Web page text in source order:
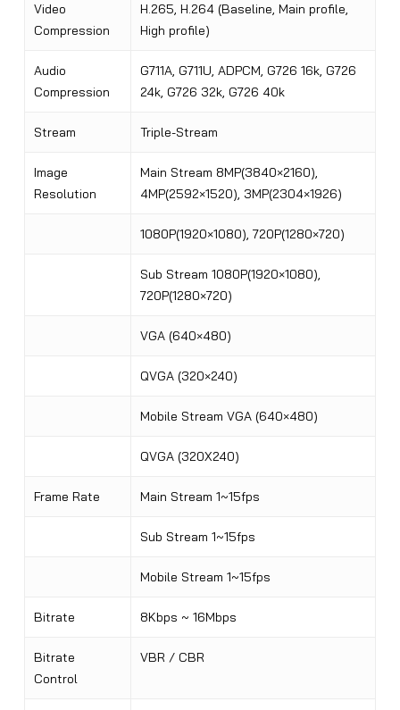
Video
Compression
H.265, H.264 (Baseline, Main profile,
High profile)
Audio
Compression
G711A, G711U, ADPCM, G726 16k, G726
24k, G726 32k, G726 40k
Stream Triple-Stream
Image
Resolution
Main Stream 8MP(3840×2160),
4MP(2592×1520), 3MP(2304×1926)
1080P(1920×1080), 720P(1280×720)
Sub Stream 1080P(1920×1080),
720P(1280×720)
VGA (640×480)
QVGA (320×240)
Mobile Stream VGA (640×480)
QVGA (320X240)
Frame Rate Main Stream 1~15fps
Sub Stream 1~15fps
Mobile Stream 1~15fps
Bitrate 8Kbps ~ 16Mbps
Bitrate
Control
VBR / CBR